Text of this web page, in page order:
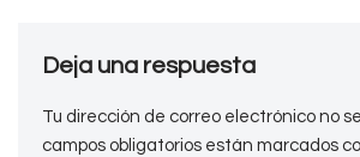
Deja una respuesta
Tu dirección de correo electrónico no
campos obligatorios están marcados